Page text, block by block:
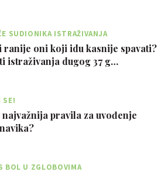
SUDIONIKA ISTRAŽIVANJA
ranije oni koji idu kasnije spavati?
istraživanja dugog 37 g…
SE!
najvažnija pravila za uvođenje
BOL U ZGLOBOVIMA